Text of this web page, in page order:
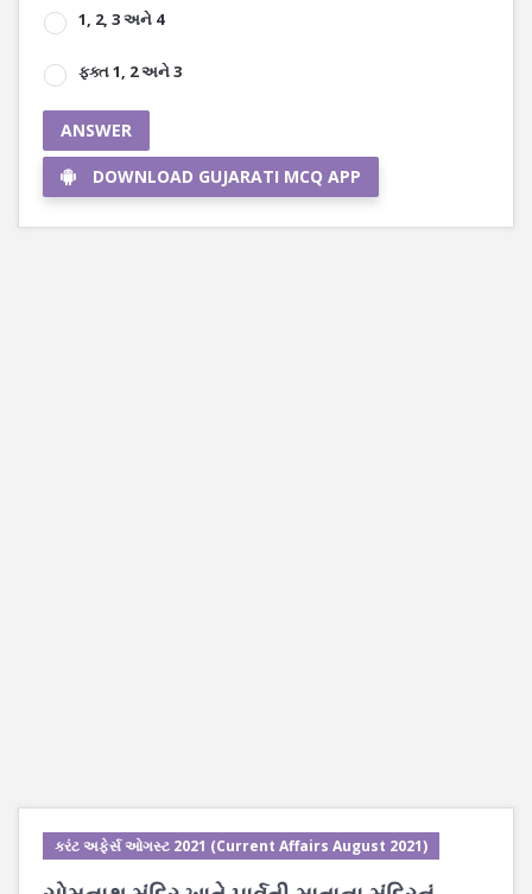
1, 2, 3 અને 4
ફક્ત 1, 2 અને 3
ANSWER
DOWNLOAD GUJARATI MCQ APP
કરંટ અફેર્સ ઓગસ્ટ 2021 (Current Affairs August 2021)